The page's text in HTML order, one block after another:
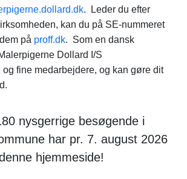
. Leder du efter
kan du på SE-nummeret
på proff.dk. Som en dansk
Dollard I/S
fine medarbejdere, og kan gøre dit
nysgerrige besøgende i
har pr. 7. august 2026
hjemmeside!